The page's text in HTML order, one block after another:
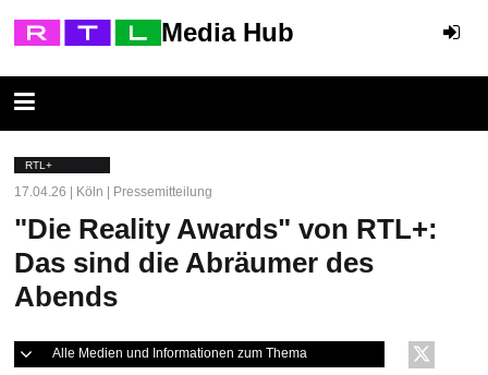
Media Hub
RTL+
17.04.26 | Köln | Pressemitteilung
"Die Reality Awards" von RTL+:
Das sind die Abräumer des
Abends
Alle Medien und Informationen zum Thema